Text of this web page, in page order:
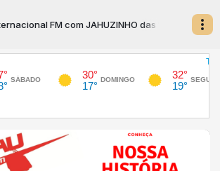
FM com JAHUZINHO das 16:00 às 18:30